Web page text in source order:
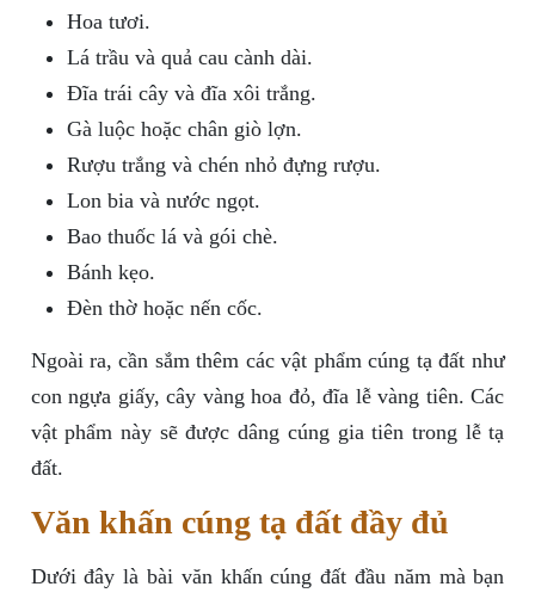
Hoa tươi.
Lá trầu và quả cau cành dài.
Đĩa trái cây và đĩa xôi trắng.
Gà luộc hoặc chân giò lợn.
Rượu trắng và chén nhỏ đựng rượu.
Lon bia và nước ngọt.
Bao thuốc lá và gói chè.
Bánh kẹo.
Đèn thờ hoặc nến cốc.
Ngoài ra, cần sắm thêm các vật phẩm cúng tạ đất như
con ngựa giấy, cây vàng hoa đỏ, đĩa lễ vàng tiên. Các
vật phẩm này sẽ được dâng cúng gia tiên trong lễ tạ
đất.
Văn khấn cúng tạ đất đầy đủ
Dưới đây là bài văn khấn cúng đất đầu năm mà bạn